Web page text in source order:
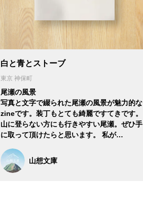
白と青とストーブ
東京 神保町
尾瀬の風景
写真と文字で綴られた尾瀬の風景が魅力的な
zineです。装丁もとても綺麗ですてきです。
山に登らない方にも行きやすい尾瀬。ぜひ手
に取って頂けたらと思います。 私が…
山想文庫